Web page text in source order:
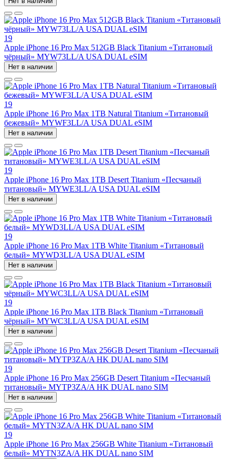
19
Apple iPhone 16 Pro Max 512GB Black Titanium «Титановый
чёрный» MYW73LL/A USA DUAL eSIM
Нет в наличии
19
Apple iPhone 16 Pro Max 1TB Natural Titanium «Tитановый
бежевый» MYWF3LL/A USA DUAL eSIM
Нет в наличии
19
Apple iPhone 16 Pro Max 1TB Desert Titanium «Песчаный
титановый» MYWE3LL/A USA DUAL eSIM
Нет в наличии
19
Apple iPhone 16 Pro Max 1TB White Titanium «Титановый
белый» MYWD3LL/A USA DUAL eSIM
Нет в наличии
19
Apple iPhone 16 Pro Max 1TB Black Titanium «Титановый
чёрный» MYWC3LL/A USA DUAL eSIM
Нет в наличии
19
Apple iPhone 16 Pro Max 256GB Desert Titanium «Песчаный
титановый» MYTP3ZA/A HK DUAL nano SIM
Нет в наличии
19
Apple iPhone 16 Pro Max 256GB White Titanium «Титановый
белый» MYTN3ZA/A HK DUAL nano SIM